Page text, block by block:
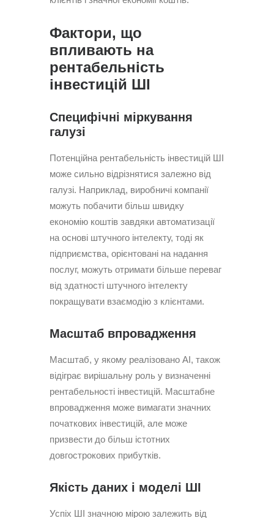
Фактори, що
впливають на
рентабельність
інвестицій ШІ
Специфічні міркування
галузі
Потенційна рентабельність інвестицій ШІ
може сильно відрізнятися залежно від
галузі. Наприклад, виробничі компанії
можуть побачити більш швидку
економію коштів завдяки автоматизації
на основі штучного інтелекту, тоді як
підприємства, орієнтовані на надання
послуг, можуть отримати більше переваг
від здатності штучного інтелекту
покращувати взаємодію з клієнтами.
Масштаб впровадження
Масштаб, у якому реалізовано AI, також
відіграє вирішальну роль у визначенні
рентабельності інвестицій. Масштабне
впровадження може вимагати значних
початкових інвестицій, але може
призвести до більш істотних
довгострокових прибутків.
Якість даних і моделі ШІ
Успіх ШІ значною мірою залежить від